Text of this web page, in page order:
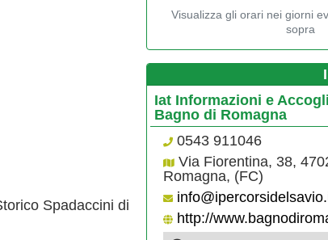
Spadaccini di
Visualizza gli orari nei giorni
sopra
Iat Informazioni e
Bagno di Romagna
0543 911046
Via Fiorentina, 38,
Romagna, (FC)
http://